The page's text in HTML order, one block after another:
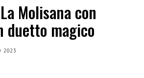
Molisana con
duetto magico
2023